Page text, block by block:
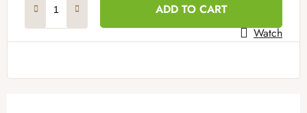
ADD TO CART
Watch